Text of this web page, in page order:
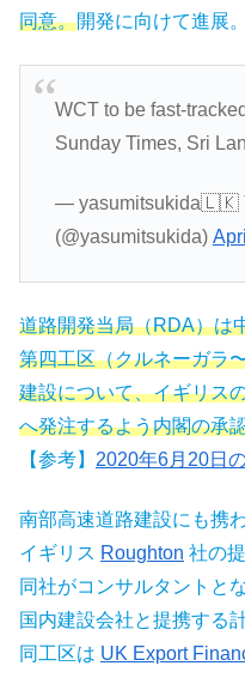
同意。開発に向けて進展。
WCT to be fast-
Sunday Times, Sri
— yasumitsukida🇱🇰
(@yasumitsukida)
道路開発当局（RDA）は
第四工区（クルネーガラ
建設について、イギリス
へ発注するよう内閣の承
【参考】 2020年6月20日
南部高速道路建設にも携
イギリス Roughton 社の
同社がコンサルタントとな
国内建設会社と提携する計
同工区は UK Export